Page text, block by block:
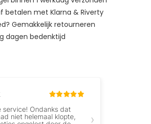
betalen met Klarna & Riverty
Gemakkelijk retourneren
dagen bedenktijd